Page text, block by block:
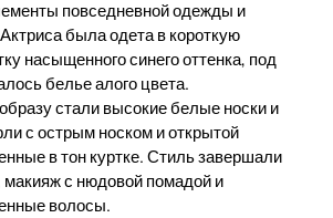
повседневной одежды и
была одета в короткую
насыщенного синего оттенка, под
белье алого цвета.
стали высокие белые носки и
с острым носком и открытой
в тон куртке. Стиль завершали
макияж с нюдовой помадой и
волосы.